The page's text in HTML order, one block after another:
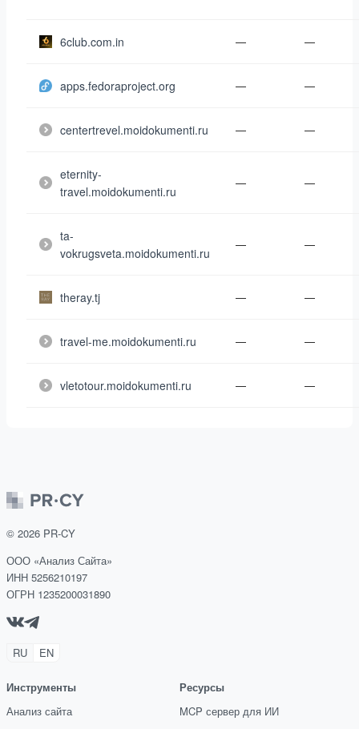
6club.com.in — —
apps.fedoraproject.org — —
centertrevel.moidokumenti.ru — —
eternity-
travel.moidokumenti.ru
— —
ta-
vokrugsveta.moidokumenti.ru
— —
theray.tj — —
travel-me.moidokumenti.ru — —
vletotour.moidokumenti.ru — —
© 2026 PR-CY
ООО «Анализ Сайта»
ИНН 5256210197
ОГРН 1235200031890
RU EN
Инструменты
Анализ сайта
Ресурсы
MCP сервер для ИИ